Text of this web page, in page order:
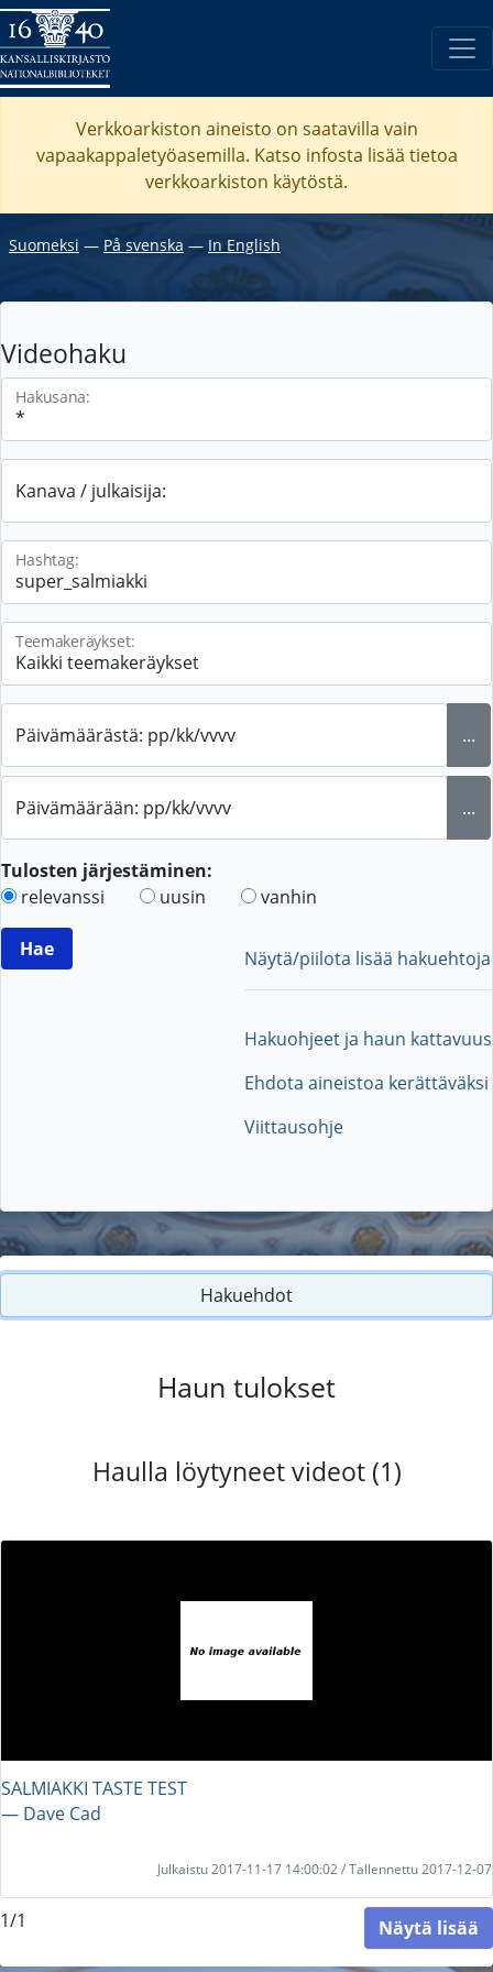
Verkkoarkiston aineisto on saatavilla vain
vapaakappaletyöasemilla. Katso infosta lisää tietoa
verkkoarkiston käytöstä.
Suomeksi ― På svenska ― In English
Videohaku
Hakusana:
Kanava / julkaisija:
Hashtag:
Teemakeräykset:
Päivämäärästä: pp/kk/vvvv ...
Päivämäärään: pp/kk/vvvv ...
Tulosten järjestäminen:
relevanssi
uusin vanhin
Näytä/piilota lisää hakuehtoja
Hakuohjeet ja haun kattavuus
Ehdota aineistoa kerättäväksi
Viittausohje
Hakuehdot
Haun tulokset
Haulla löytyneet videot (1)
SALMIAKKI TASTE TEST
― Dave Cad
Julkaistu 2017-11-17 14:00:02 / Tallennettu 2017-12-07
1/1 Näytä lisää